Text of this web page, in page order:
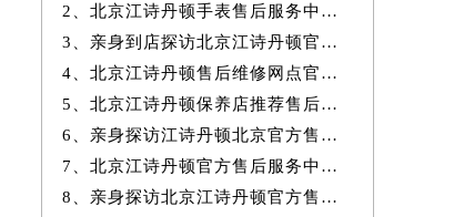
2、北京江诗丹顿手表售后服务中心提供专业维修保养服务权威公示（2026
3、亲身到店探访北京江诗丹顿官方售后服务中心｜最新热线和全部网点地
4、北京江诗丹顿售后维修网点官方服务指南权威公示（2026年7月最新）
5、北京江诗丹顿保养店推荐售后保养服务权威公示（2026年7月最新）
6、亲身探访江诗丹顿北京官方售后服务中心｜地址与24小时服务电话（2026
7、北京江诗丹顿官方售后服务中心｜最新地址与24小时售后热线权威信息
8、亲身探访北京江诗丹顿官方售后服务中心｜完整网点地址与服务电话（20